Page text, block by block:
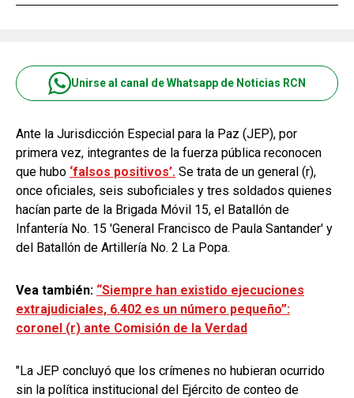
Unirse al canal de Whatsapp de Noticias RCN
Ante la Jurisdicción Especial para la Paz (JEP), por
primera vez, integrantes de la fuerza pública reconocen
que hubo ‘falsos positivos’. Se trata de un general (r),
once oficiales, seis suboficiales y tres soldados quienes
hacían parte de la Brigada Móvil 15, el Batallón de
Infantería No. 15 'General Francisco de Paula Santander' y
del Batallón de Artillería No. 2 La Popa.
Vea también: “Siempre han existido ejecuciones
extrajudiciales, 6.402 es un número pequeño”:
coronel (r) ante Comisión de la Verdad
"La JEP concluyó que los crímenes no hubieran ocurrido
sin la política institucional del Ejército de conteo de